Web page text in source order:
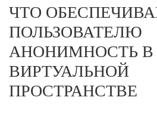
ЧТО
ПОЛЬЗОВАТЕЛЮ
АНОНИМНОСТЬ В
ВИРТУАЛЬНОЙ
ПРОСТРАНСТВЕ